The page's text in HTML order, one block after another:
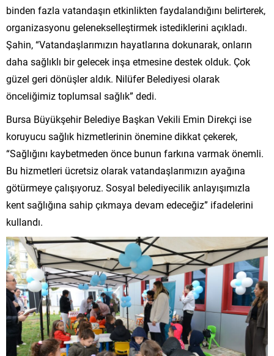
binden fazla vatandaşın etkinlikten faydalandığını belirterek,
organizasyonu gelenekselleştirmek istediklerini açıkladı.
Şahin, “Vatandaşlarımızın hayatlarına dokunarak, onların
daha sağlıklı bir gelecek inşa etmesine destek olduk. Çok
güzel geri dönüşler aldık. Nilüfer Belediyesi olarak
önceliğimiz toplumsal sağlık” dedi.
Bursa Büyükşehir Belediye Başkan Vekili Emin Direkçi ise
koruyucu sağlık hizmetlerinin önemine dikkat çekerek,
“Sağlığını kaybetmeden önce bunun farkına varmak önemli.
Bu hizmetleri ücretsiz olarak vatandaşlarımızın ayağına
götürmeye çalışıyoruz. Sosyal belediyecilik anlayışımızla
kent sağlığına sahip çıkmaya devam edeceğiz” ifadelerini
kullandı.